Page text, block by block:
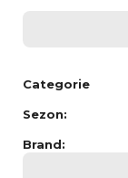
Categorie
Sezon:
Brand: